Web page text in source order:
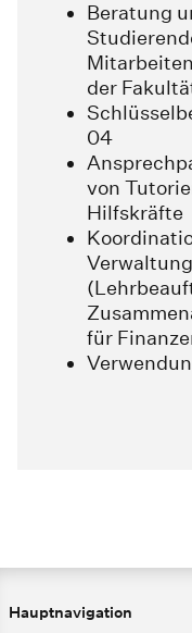
Beratung
der
04
von
Hilfskräfte
für
Hauptnavigation